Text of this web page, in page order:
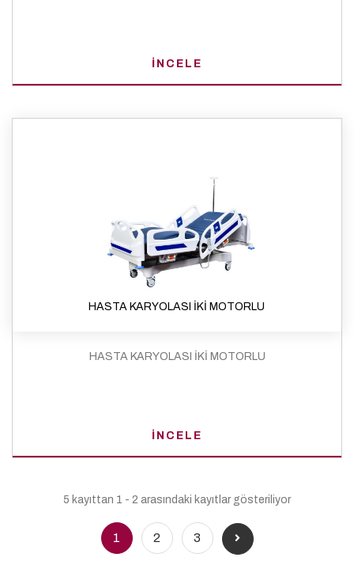
İNCELE
HASTA KARYOLASI İKİ MOTORLU
HASTA KARYOLASI İKİ MOTORLU
İNCELE
5 kayıttan 1 - 2 arasındaki kayıtlar gösteriliyor
1 2 3